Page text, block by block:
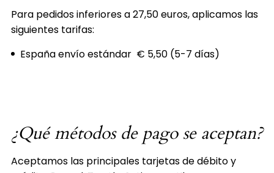
Para pedidos inferiores a 27,50 euros, aplicamos las
siguientes tarifas:
España envío estándar € 5,50 (5-7 días)
¿Qué métodos de pago se aceptan?
Aceptamos las principales tarjetas de débito y